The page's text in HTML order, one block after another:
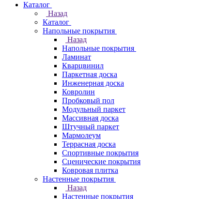
Каталог
Назад
Каталог
Напольные покрытия
Назад
Напольные покрытия
Ламинат
Кварцвинил
Паркетная доска
Инженерная доска
Ковролин
Пробковый пол
Модульный паркет
Массивная доска
Штучный паркет
Мармолеум
Террасная доска
Спортивные покрытия
Сценические покрытия
Ковровая плитка
Настенные покрытия
Назад
Настенные покрытия